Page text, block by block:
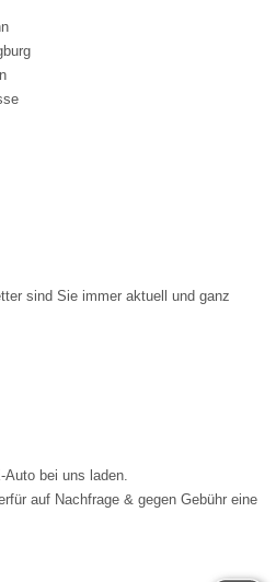
sind Sie immer aktuell und ganz
bei uns laden.
auf Nachfrage & gegen Gebühr eine